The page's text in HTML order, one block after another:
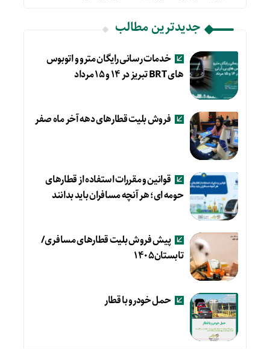
جدیدترین مطالب
خدمات رسانی رایگان مترو و اتوبوس
های BRT تبریز در ۱۴ و ۱۵ مرداد
فروش بلیت قطارهای دهه آخر ماه صفر
قوانین و مقررات استفاده از قطارهای
حومه ای؛ هر آنچه مسافران باید بدانند
پیش فروش بلیت قطارهای مسافری/
تابستان۱۴۰۵
حمل خودرو با قطار